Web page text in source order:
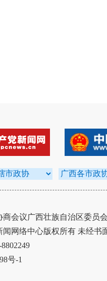
商会议广西壮族自治区委员
闻网络中心版权所有 未经书
号-1